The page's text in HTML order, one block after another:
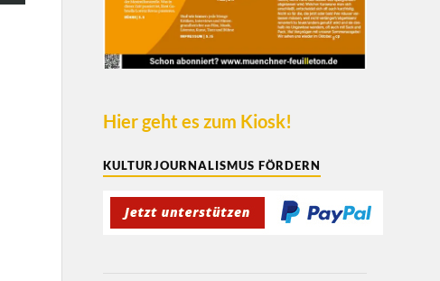
Hier geht es zum Kiosk!
KULTURJOURNALISMUS FÖRDERN